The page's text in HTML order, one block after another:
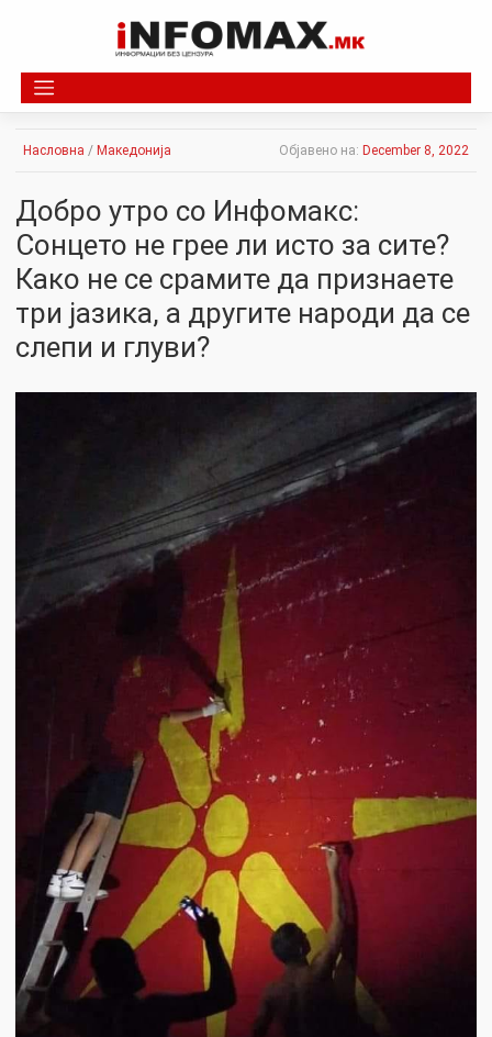
Насловна / Македонија Објавено на: December 8, 2022
Добро утро со Инфомакс:
Сонцето не грее ли исто за сите?
Како не се срамите да признаете
три јазика, а другите народи да се
слепи и глуви?